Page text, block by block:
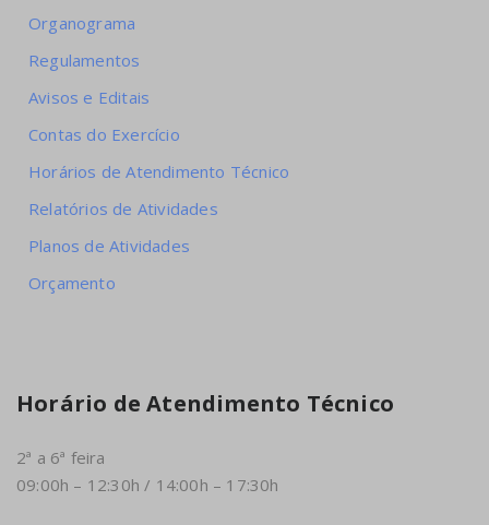
Organograma
Regulamentos
Avisos e Editais
Contas do Exercício
Horários de Atendimento Técnico
Relatórios de Atividades
Planos de Atividades
Orçamento
Horário de Atendimento Técnico
2ª a 6ª feira
09:00h – 12:30h / 14:00h – 17:30h